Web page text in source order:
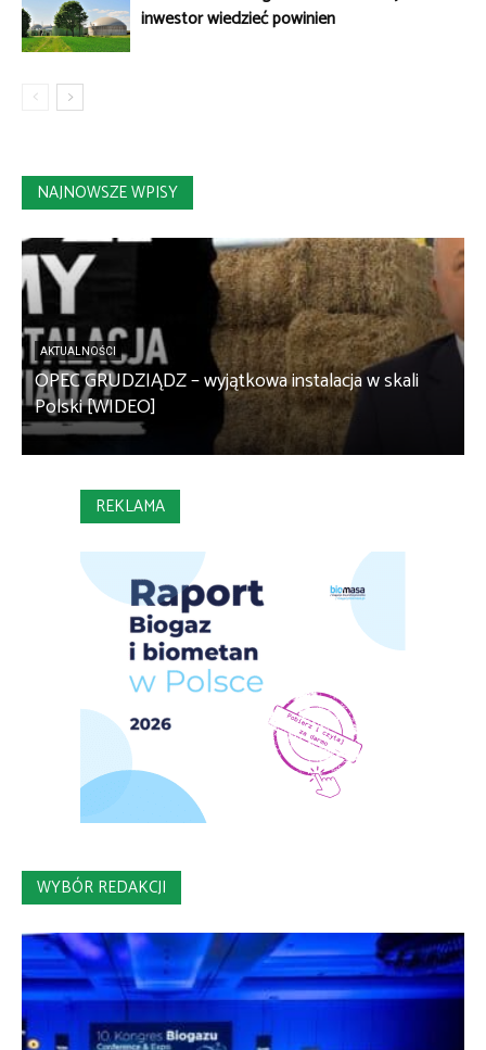
inwestor wiedzieć powinien
NAJNOWSZE WPISY
AKTUALNOŚCI
OPEC GRUDZIĄDZ – wyjątkowa instalacja w skali
Polski [WIDEO]
REKLAMA
WYBÓR REDAKCJI